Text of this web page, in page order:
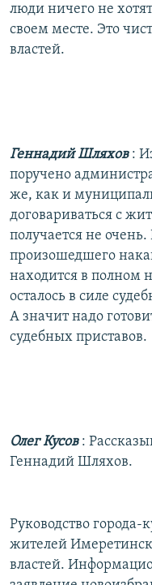
люди ничего не
своем месте. Это
властей.
Геннадий Шляхов :
поручено
же, как и
договариваться с
получается не
произошедшего
находится в полном
осталось в силе
А значит надо
судебных приставов.
Олег Кусов :
Геннадий Шляхов.
Руководство города-
жителей
властей.